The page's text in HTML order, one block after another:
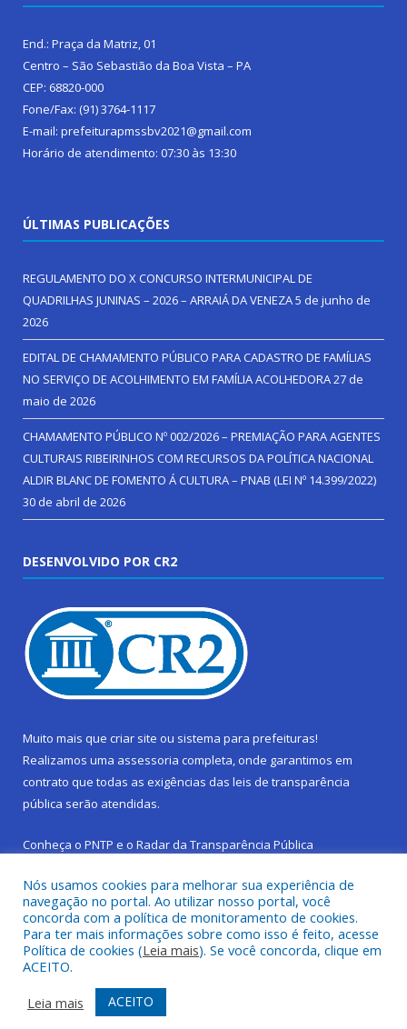
End.: Praça da Matriz, 01
Centro – São Sebastião da Boa Vista – PA
CEP: 68820-000
Fone/Fax: (91) 3764-1117
E-mail: prefeiturapmssbv2021@gmail.com
Horário de atendimento: 07:30 às 13:30
ÚLTIMAS PUBLICAÇÕES
REGULAMENTO DO X CONCURSO INTERMUNICIPAL DE
QUADRILHAS JUNINAS – 2026 – ARRAIÁ DA VENEZA5 de junho de
2026
EDITAL DE CHAMAMENTO PÚBLICO PARA CADASTRO DE FAMÍLIAS
NO SERVIÇO DE ACOLHIMENTO EM FAMÍLIA ACOLHEDORA27 de
maio de 2026
CHAMAMENTO PÚBLICO Nº 002/2026 – PREMIAÇÃO PARA AGENTES
CULTURAIS RIBEIRINHOS COM RECURSOS DA POLÍTICA NACIONAL
ALDIR BLANC DE FOMENTO Á CULTURA – PNAB (LEI Nº 14.399/2022)
30 de abril de 2026
DESENVOLVIDO POR CR2
Muito mais que criar site ou sistema para prefeituras!
Realizamos uma assessoria completa, onde garantimos em
contrato que todas as exigências das leis de transparência
pública serão atendidas.
Conheça o PNTP e o Radar da Transparência Pública
Todos os direitos reservados a Prefeitura Municipal de São
Sebastião da Boa Vista.
Frequência Online
Mapa do Site
Acessar Área Administrativa
Nós usamos cookies para melhorar sua experiência de
navegação no portal. Ao utilizar nosso portal, você
concorda com a política de monitoramento de cookies.
Para ter mais informações sobre como isso é feito, acesse
Política de cookies (Leia mais). Se você concorda, clique em
ACEITO.
Leia mais
ACEITO